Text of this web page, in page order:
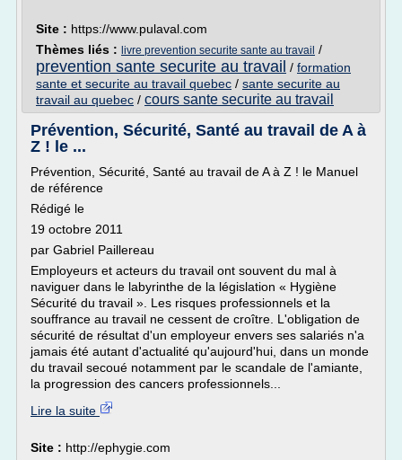
Site : https://www.pulaval.com
Thèmes liés : livre prevention securite sante au travail /
prevention sante securite au travail / formation
sante et securite au travail quebec / sante securite au
travail au quebec / cours sante securite au travail
Prévention, Sécurité, Santé au travail de A à
Z ! le ...
Prévention, Sécurité, Santé au travail de A à Z ! le Manuel
de référence
Rédigé le
19 octobre 2011
par Gabriel Paillereau
Employeurs et acteurs du travail ont souvent du mal à
naviguer dans le labyrinthe de la législation « Hygiène
Sécurité du travail ». Les risques professionnels et la
souffrance au travail ne cessent de croître. L'obligation de
sécurité de résultat d'un employeur envers ses salariés n'a
jamais été autant d'actualité qu'aujourd'hui, dans un monde
du travail secoué notamment par le scandale de l'amiante,
la progression des cancers professionnels...
Lire la suite
Site : http://ephygie.com